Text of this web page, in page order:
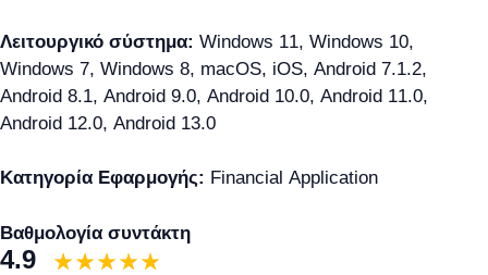
Λειτουργικό σύστημα: Windows 11, Windows 10,
Windows 7, Windows 8, macOS, iOS, Android 7.1.2,
Android 8.1, Android 9.0, Android 10.0, Android 11.0,
Android 12.0, Android 13.0
Κατηγορία Εφαρμογής: Financial Application
Βαθμολογία συντάκτη
4.9